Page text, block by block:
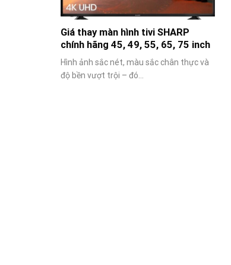
Giá thay màn hình tivi SHARP
chính hãng 45, 49, 55, 65, 75 inch
Hình ảnh sắc nét, màu sắc chân thực và
độ bền vượt trội – đó...